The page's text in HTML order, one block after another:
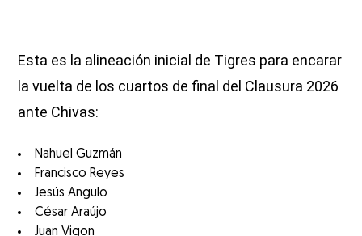
Esta es la alineación inicial de Tigres para encarar
la vuelta de los cuartos de final del Clausura 2026
ante Chivas:
Nahuel Guzmán
Francisco Reyes
Jesús Angulo
César Araújo
Juan Vigon